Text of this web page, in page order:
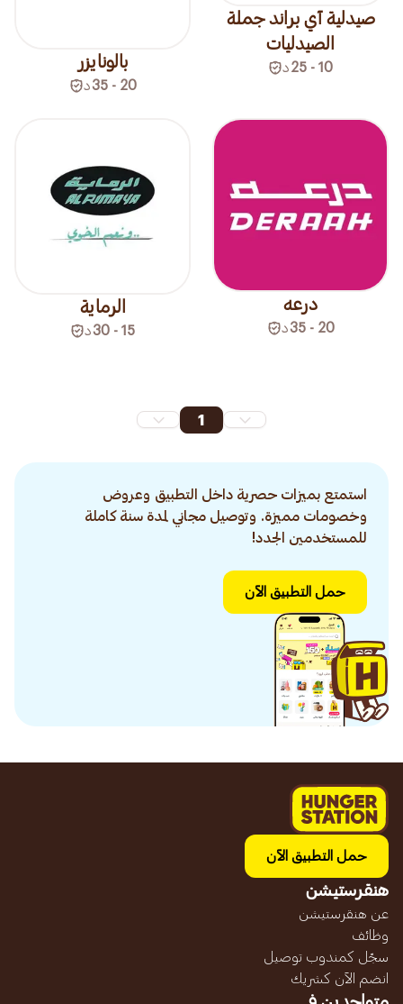
صيدلية آي براند جملة
الصيدليات
10 - 25 د بالونايزر
20 - 35 د
درعه
20 - 35 د
الرماية
15 - 30 د
1
استمتع بميزات حصرية داخل التطبيق وعروض
وخصومات مميزة. وتوصيل مجاني لمدة سنة كاملة
للمستخدمين الجدد!
حمل التطبيق الآن
حمل التطبيق الآن
هنقرستيشن
عن هنقرستيشن
وظائف
سجّل كمندوب توصيل
انضم الآن كشريك